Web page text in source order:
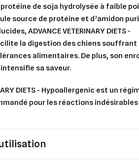
protéine de soja hydrolysée à faible
source de protéine et d’amidon
ADVANCE VETERINARY DIETS -
la digestion des chiens souffrant
alimentaires. De plus, son
sa saveur.
DIETS - Hypoallergenic est un
pour les réactions indésirables
Ajouter à ma liste
Annuler